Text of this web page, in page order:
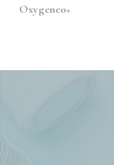
Oxygeneo+